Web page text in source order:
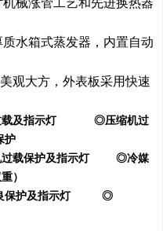
械涨管工艺和先进换热器
水箱式蒸发器，内置自动
观大方，外表板采用快速
载及指示灯 ◎压缩机过
护
过载保护及指示灯 ◎冷媒
）
保护及指示灯 ◎